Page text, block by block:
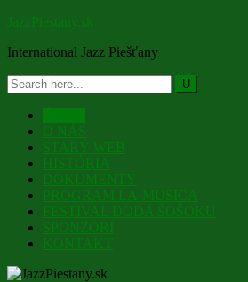
JazzPiestany.sk
International Jazz Piešťany
O NÁS
STARÝ WEB
HISTÓRIA
DOKUMENTY
PROGRAM LA-MUSICA
FESTIVAL DODA ŠOŠOKU
SPONZORI
KONTAKT